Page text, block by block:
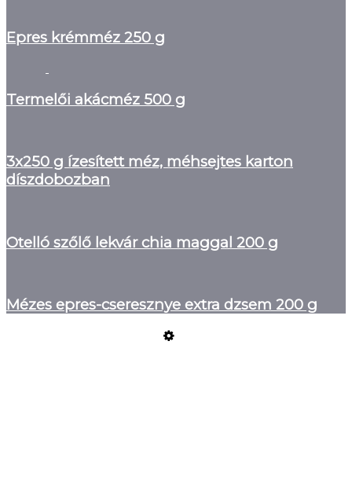
Epres krémméz 250 g
Termelői akácméz 500 g
3x250 g ízesített méz, méhsejtes karton
díszdobozban
Otelló szőlő lekvár chia maggal 200 g
Mézes epres-cseresznye extra dzsem 200 g